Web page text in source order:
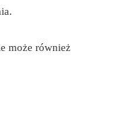
może również